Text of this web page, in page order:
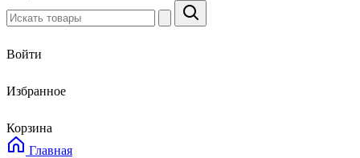
Войти
Избранное
Корзина
Главная